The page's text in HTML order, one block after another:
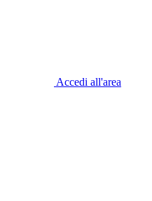
Accedi all'area